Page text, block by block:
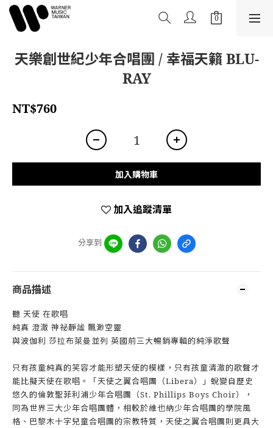
天樂創世紀少年合唱團 / 幸福天籟 BLU-
RAY
NT$760
加入購物車
加入追蹤清單
分享到
商品描述
聽 天使 在歌唱
純真 澄澈 神祕靜謐 飄渺空靈
與波伽利 莎拉布萊曼並列 英國前三大暢銷專輯的純淨歌聲
只有孩童純真的笑容才能形塑天使的模樣，只有孩童清澈的歌聲才
能比擬天使在歌唱。「天使之翼合唱團（Libera）」蛻變自歷史
悠久的倫敦聖菲利浦少年合唱團（St. Phillips Boys Choir），
同為世界三大少年合唱團體，相較於維也納少年合唱團的學院風
格、巴黎木十字兒童合唱團的宗教特質，天使之翼合唱團則更具大